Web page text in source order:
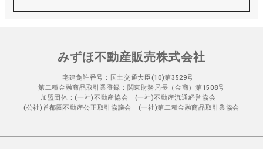
みずほ不動産販売株式会社
宅建免許番号：国土交通大臣(10)第3529号
第二種金融商品取引業登録：関東財務局長（金商）第1508号
加盟団体：(一社)不動産協会 (一社)不動産流通経営協会
(公社)首都圏不動産公正取引協議会 (一社)第二種金融商品取引業協会